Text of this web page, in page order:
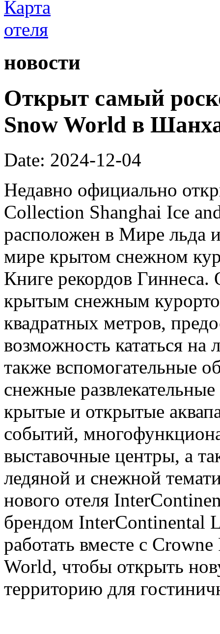
новости
Открыт самый
Snow World в
Date: 2024-12-04
Недавно официально
Collection Shanghai Ice
расположен в Мире льда
мире крытом снежном
Книге рекордов
крытым снежным
квадратных метров,
возможность кататься на
также вспомогательные
снежные
крытые и открытые
событий,
выставочные центры, а
ледяной и снежной
нового отеля
брендом InterContinental
работать вместе с
World, чтобы открыть
территорию для